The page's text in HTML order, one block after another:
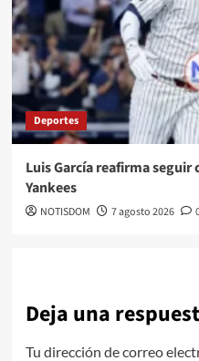
Deportes
Luis García reafirma seguir
Yankees
NOTISDOM 7 agosto 2026
Deja una
Tu dirección de correo